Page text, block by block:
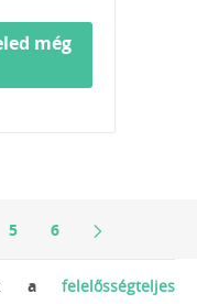
még
5 6
a felelősségteljes